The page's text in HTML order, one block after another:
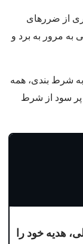
از ضررهای
به مرور به برد و
شرط بندی، همه
پر سود از شرط
هدیه خود را